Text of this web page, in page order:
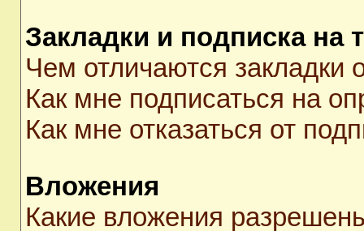
Закладки и подписка на
Чем отличаются закладки
Как мне подписаться на
Как мне отказаться от
Вложения
Какие вложения